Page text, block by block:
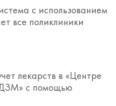
с использованием
все поликлиники
лекарств в «Центре
с помощью